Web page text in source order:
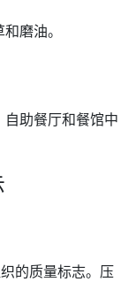
磨油。
助餐厅和餐馆中
的质量标志。压